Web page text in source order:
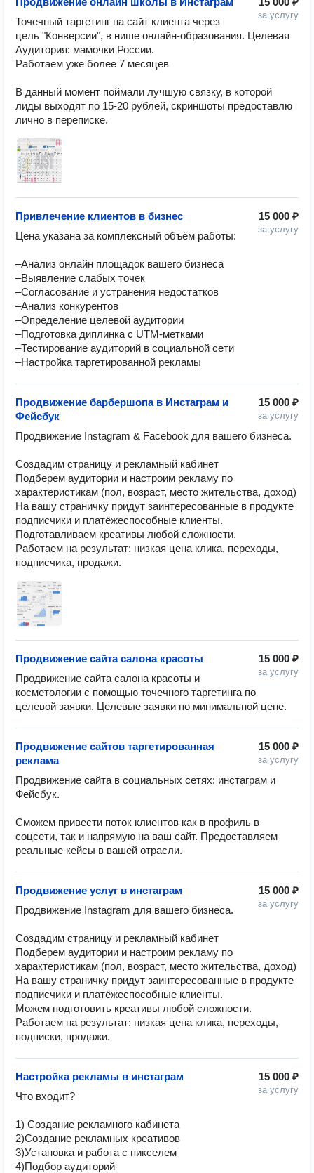
за услугу
Точечный таргетинг на сайт клиента через
цель "Конверсии", в нише онлайн-образования. Целевая
Аудитория: мамочки России.
Работаем уже более 7 месяцев
В данный момент поймали лучшую связку, в которой
лиды выходят по 15-20 рублей, скриншоты предоставлю
лично в переписке.
15 000 ₽
за услугу
Привлечение клиентов в бизнес
Цена указана за комплексный объём работы:
–Анализ онлайн площадок вашего бизнеса
–Выявление слабых точек
–Согласование и устранения недостатков
–Анализ конкурентов
–Определение целевой аудитории
–Подготовка диплинка с UTM-метками
–Тестирование аудиторий в социальной сети
–Настройка таргетированной рекламы
15 000 ₽
за услугу
Продвижение барбершопа в Инстаграм и
Фейсбук
Продвижение Instagram & Facebook для вашего бизнеса.
Создадим страницу и рекламный кабинет
Подберем аудитории и настроим рекламу по
характеристикам (пол, возраст, место жительства, доход)
На вашу страничку придут заинтересованные в продукте
подписчики и платёжеспособные клиенты.
Подготавливаем креативы любой сложности.
Работаем на результат: низкая цена клика, переходы,
подписчика, продажи.
15 000 ₽
за услугу
Продвижение сайта салона красоты
Продвижение сайта салона красоты и
косметологии с помощью точечного таргетинга по
целевой заявки. Целевые заявки по минимальной цене.
15 000 ₽
за услугу
Продвижение сайтов таргетированная
реклама
Продвижение сайта в социальных сетях: инстаграм и
Фейсбук.
Сможем привести поток клиентов как в профиль в
соцсети, так и напрямую на ваш сайт. Предоставляем
реальные кейсы в вашей отрасли.
15 000 ₽
за услугу
Продвижение услуг в инстаграм
Продвижение Instagram для вашего бизнеса.
Создадим страницу и рекламный кабинет
Подберем аудитории и настроим рекламу по
характеристикам (пол, возраст, место жительства, доход)
На вашу страничку придут заинтересованные в продукте
подписчики и платёжеспособные клиенты.
Можем подготовить креативы любой сложности.
Работаем на результат: низкая цена клика, переходы,
подписки, продажи.
15 000 ₽
за услугу
Настройка рекламы в инстаграм
Что входит?
1) Создание рекламного кабинета
2)Создание рекламных креативов
3)Установка и работа с пикселем
4)Подбор аудиторий